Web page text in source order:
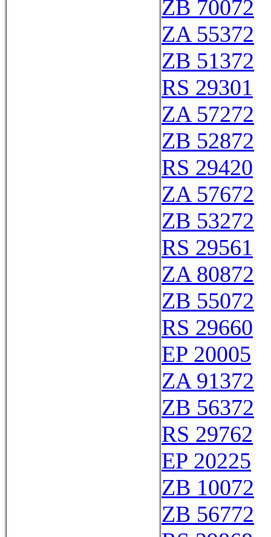
ZB 70072
ZA 55372
ZB 51372
RS 29301
ZA 57272
ZB 52872
RS 29420
ZA 57672
ZB 53272
RS 29561
ZA 80872
ZB 55072
RS 29660
EP 20005
ZA 91372
ZB 56372
RS 29762
EP 20225
ZB 10072
ZB 56772